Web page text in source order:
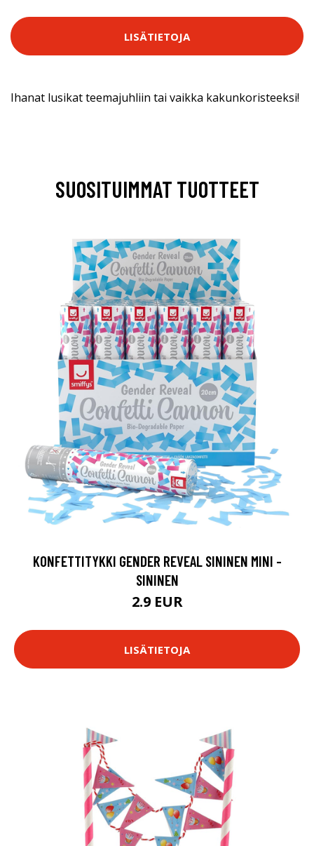
LISÄTIETOJA
Ihanat lusikat teemajuhliin tai vaikka kakunkoristeeksi!
SUOSITUIMMAT TUOTTEET
KONFETTITYKKI GENDER REVEAL SININEN MINI -
SININEN
2.9 EUR
LISÄTIETOJA